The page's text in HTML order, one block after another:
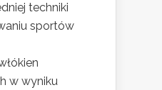
techniki
sportów
w wyniku